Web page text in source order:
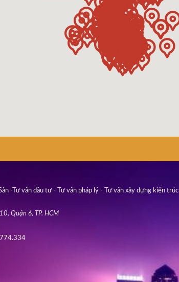
-Tư vấn đầu tư - Tư vấn pháp lý - Tư vấn xây dựng kiến trúc
Quận 6, TP. HCM